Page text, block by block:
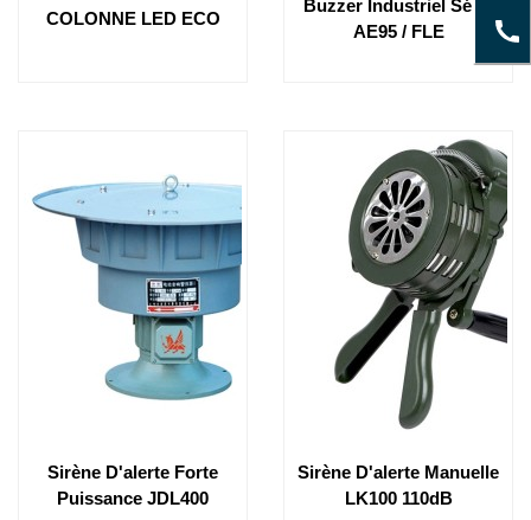
COLONNE LED ECO
Buzzer Industriel Série
AE95 / FLE
Sirène D'alerte Forte
Puissance JDL400
Sirène D'alerte Manuelle
LK100 110dB